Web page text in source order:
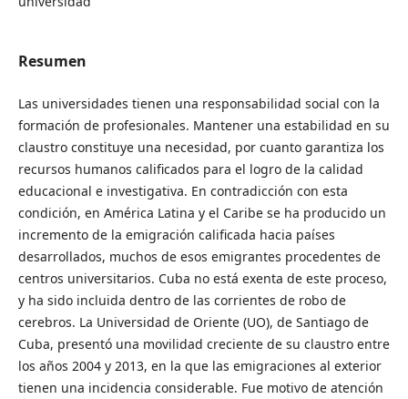
Resumen
Las universidades tienen una responsabilidad social con la
formación de profesionales. Mantener una estabilidad en su
claustro constituye una necesidad, por cuanto garantiza los
recursos humanos calificados para el logro de la calidad
educacional e investigativa. En contradicción con esta
condición, en América Latina y el Caribe se ha producido un
incremento de la emigración calificada hacia países
desarrollados, muchos de esos emigrantes procedentes de
centros universitarios. Cuba no está exenta de este proceso,
y ha sido incluida dentro de las corrientes de robo de
cerebros. La Universidad de Oriente (UO), de Santiago de
Cuba, presentó una movilidad creciente de su claustro entre
los años 2004 y 2013, en la que las emigraciones al exterior
tienen una incidencia considerable. Fue motivo de atención